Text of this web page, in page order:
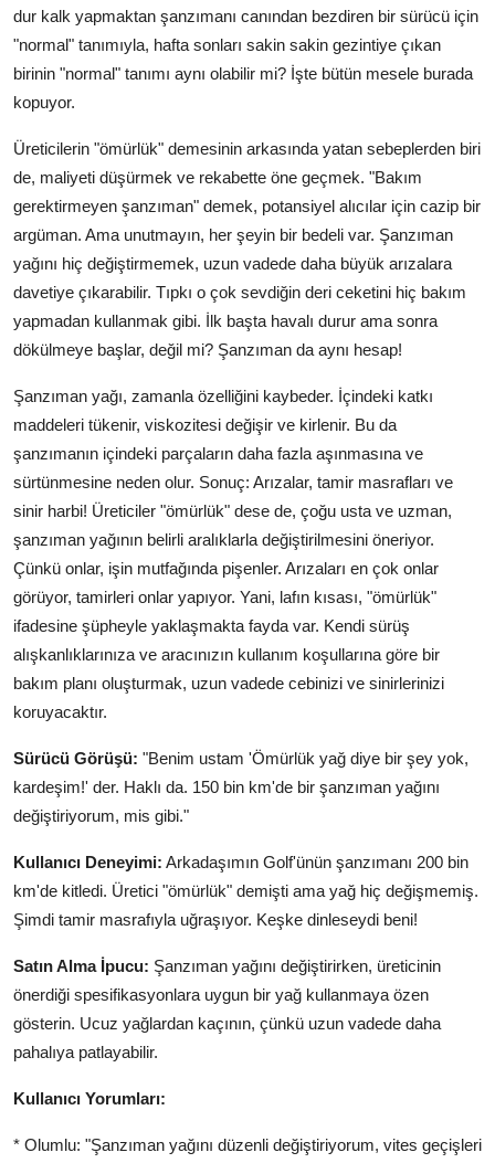
dur kalk yapmaktan şanzımanı canından bezdiren bir sürücü için
"normal" tanımıyla, hafta sonları sakin sakin gezintiye çıkan
birinin "normal" tanımı aynı olabilir mi? İşte bütün mesele burada
kopuyor.
Üreticilerin "ömürlük" demesinin arkasında yatan sebeplerden biri
de, maliyeti düşürmek ve rekabette öne geçmek. "Bakım
gerektirmeyen şanzıman" demek, potansiyel alıcılar için cazip bir
argüman. Ama unutmayın, her şeyin bir bedeli var. Şanzıman
yağını hiç değiştirmemek, uzun vadede daha büyük arızalara
davetiye çıkarabilir. Tıpkı o çok sevdiğin deri ceketini hiç bakım
yapmadan kullanmak gibi. İlk başta havalı durur ama sonra
dökülmeye başlar, değil mi? Şanzıman da aynı hesap!
Şanzıman yağı, zamanla özelliğini kaybeder. İçindeki katkı
maddeleri tükenir, viskozitesi değişir ve kirlenir. Bu da
şanzımanın içindeki parçaların daha fazla aşınmasına ve
sürtünmesine neden olur. Sonuç: Arızalar, tamir masrafları ve
sinir harbi! Üreticiler "ömürlük" dese de, çoğu usta ve uzman,
şanzıman yağının belirli aralıklarla değiştirilmesini öneriyor.
Çünkü onlar, işin mutfağında pişenler. Arızaları en çok onlar
görüyor, tamirleri onlar yapıyor. Yani, lafın kısası, "ömürlük"
ifadesine şüpheyle yaklaşmakta fayda var. Kendi sürüş
alışkanlıklarınıza ve aracınızın kullanım koşullarına göre bir
bakım planı oluşturmak, uzun vadede cebinizi ve sinirlerinizi
koruyacaktır.
Sürücü Görüşü: "Benim ustam 'Ömürlük yağ diye bir şey yok,
kardeşim!' der. Haklı da. 150 bin km'de bir şanzıman yağını
değiştiriyorum, mis gibi."
Kullanıcı Deneyimi: Arkadaşımın Golf'ünün şanzımanı 200 bin
km'de kitledi. Üretici "ömürlük" demişti ama yağ hiç değişmemiş.
Şimdi tamir masrafıyla uğraşıyor. Keşke dinleseydi beni!
Satın Alma İpucu: Şanzıman yağını değiştirirken, üreticinin
önerdiği spesifikasyonlara uygun bir yağ kullanmaya özen
gösterin. Ucuz yağlardan kaçının, çünkü uzun vadede daha
pahalıya patlayabilir.
Kullanıcı Yorumları:
* Olumlu: "Şanzıman yağını düzenli değiştiriyorum, vites geçişleri